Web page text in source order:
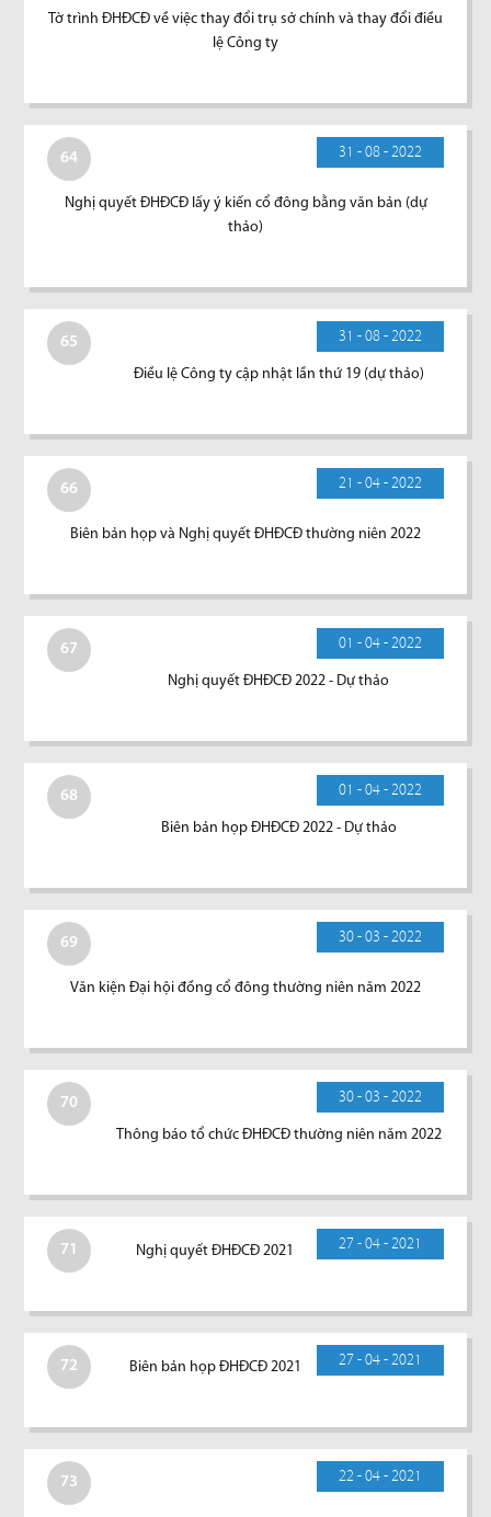
Tờ trình ĐHĐCĐ về việc thay đổi trụ sở chính và thay đổi điều
lệ Công ty
64 31 - 08 - 2022
Nghị quyết ĐHĐCĐ lấy ý kiến cổ đông bằng văn bản (dự
thảo)
65 31 - 08 - 2022
Điều lệ Công ty cập nhật lần thứ 19 (dự thảo)
66 21 - 04 - 2022
Biên bản họp và Nghị quyết ĐHĐCĐ thường niên 2022
67 01 - 04 - 2022
Nghị quyết ĐHĐCĐ 2022 - Dự thảo
68 01 - 04 - 2022
Biên bản họp ĐHĐCĐ 2022 - Dự thảo
69 30 - 03 - 2022
Văn kiện Đại hội đồng cổ đông thường niên năm 2022
70 30 - 03 - 2022
Thông báo tổ chức ĐHĐCĐ thường niên năm 2022
71 27 - 04 - 2021
Nghị quyết ĐHĐCĐ 2021
72 27 - 04 - 2021
Biên bản họp ĐHĐCĐ 2021
73 22 - 04 - 2021